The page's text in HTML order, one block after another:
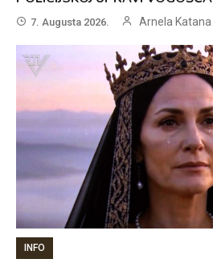
7. Augusta 2026. Arnela Katana
INFO